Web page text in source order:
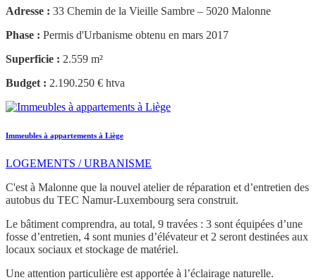
Adresse : 33 Chemin de la Vieille Sambre – 5020 Malonne
Phase : Permis d'Urbanisme obtenu en mars 2017
Superficie : 2.559 m²
Budget : 2.190.250 € htva
Immeubles à appartements à Liège
LOGEMENTS / URBANISME
C'est à Malonne que la nouvel atelier de réparation et d’entretien des
autobus du TEC Namur-Luxembourg sera construit.
Le bâtiment comprendra, au total, 9 travées : 3 sont équipées d’une
fosse d’entretien, 4 sont munies d’élévateur et 2 seront destinées aux
locaux sociaux et stockage de matériel.
Une attention particulière est apportée à l’éclairage naturelle.